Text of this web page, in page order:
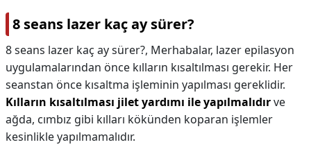
8 seans lazer kaç ay sürer?
8 seans lazer kaç ay sürer?, Merhabalar, lazer epilasyon
uygulamalarından önce kılların kısaltılması gerekir. Her
seanstan önce kısaltma işleminin yapılması gereklidir.
Kılların kısaltılması jilet yardımı ile yapılmalıdırve
ağda, cımbız gibi kılları kökünden koparan işlemler
kesinlikle yapılmamalıdır.